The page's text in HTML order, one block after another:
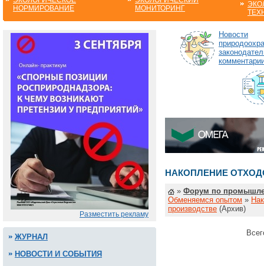
НОРМИРОВАНИЕ
МОНИТОРИНГ
Разместить рекламу
ЖУРНАЛ
НОВОСТИ И СОБЫТИЯ
Новости
НАКОПЛЕНИЕ
» Форум по
Обменяемся опытом »
производстве (Архив)